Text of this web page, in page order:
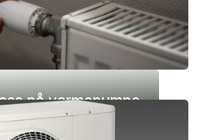
på varmepumpe